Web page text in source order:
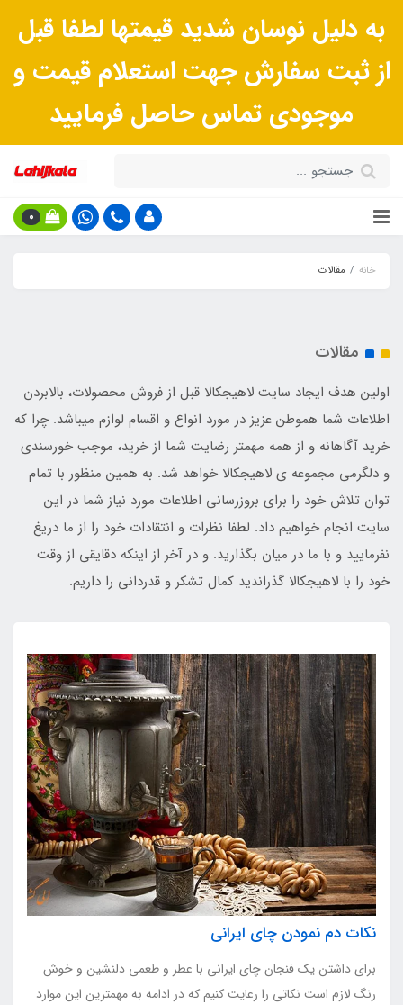
به دلیل نوسان شدید قیمتها لطفا قبل
از ثبت سفارش جهت استعلام قیمت و
موجودی تماس حاصل فرمایید
0
خانه مقالات
مقالات
اولین هدف ایجاد سایت لاهیجکالا قبل از فروش محصولات، بالابردن
اطلاعات شما هموطن عزیز در مورد انواع و اقسام لوازم میباشد. چرا که
خرید آگاهانه و از همه مهمتر رضایت شما از خرید، موجب خورسندی
و دلگرمی مجموعه ی لاهیجکالا خواهد شد. به همین منظور با تمام
توان تلاش خود را برای بروزرسانی اطلاعات مورد نیاز شما در این
سایت انجام خواهیم داد. لطفا نظرات و انتقادات خود را از ما دریغ
نفرمایید و با ما در میان بگذارید. و در آخر از اینکه دقایقی از وقت
خود را با لاهیجکالا گذراندید کمال تشکر و قدردانی را داریم.
نکات دم نمودن چای ایرانی
برای داشتن یک فنجان چای ایرانی با عطر و طعمی دلنشین و خوش
رنگ لازم است نکاتی را رعایت کنیم که در ادامه به مهمترین این موارد